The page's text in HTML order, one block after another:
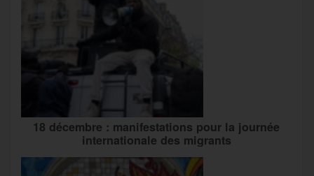
18 décembre : manifestations pour la journée
internationale des migrants